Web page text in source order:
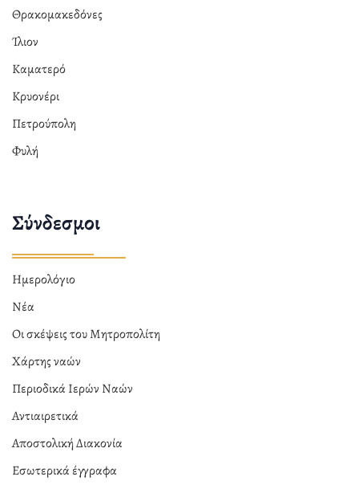
Θρακομακεδόνες
Ίλιον
Καματερό
Κρυονέρι
Πετρούπολη
Φυλή
Σύνδεσμοι
Ημερολόγιο
Νέα
Οι σκέψεις του Μητροπολίτη
Χάρτης ναών
Περιοδικά Ιερών Ναών
Αντιαιρετικά
Αποστολική Διακονία
Εσωτερικά έγγραφα